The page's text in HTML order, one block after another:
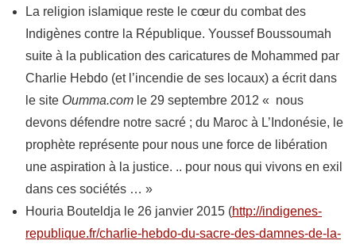
La religion islamique reste le cœur du combat des
Indigènes contre la République. Youssef Boussoumah
suite à la publication des caricatures de Mohammed par
Charlie Hebdo (et l’incendie de ses locaux) a écrit dans
le site Oumma.com le 29 septembre 2012 « nous
devons défendre notre sacré ; du Maroc à L’Indonésie, le
prophète représente pour nous une force de libération
une aspiration à la justice. .. pour nous qui vivons en exil
dans ces sociétés … »
Houria Bouteldja le 26 janvier 2015 (http://indigenes-
republique.fr/charlie-hebdo-du-sacre-des-damnes-de-la-